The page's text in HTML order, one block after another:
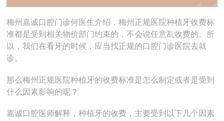
梅州嘉诚口腔门诊何医生介绍，梅州正规医院种植牙收费标
准都是受到相关物价部门约束的，不会说任意乱收费的。所
以，我们在看牙的时候，应当找正规的口腔门诊医院去就
诊。
那么梅州正规医院种植牙的收费标准是怎么制定或者是受到
什么因素影响的呢？
嘉诚口腔医师解释，种植牙的收费，主要受到以下几个因素